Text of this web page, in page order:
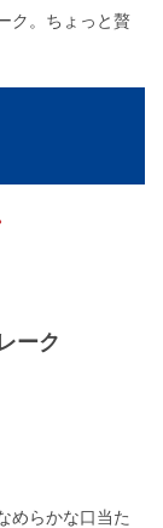
ク。ちょっと贅
ーク
めらかな口当た